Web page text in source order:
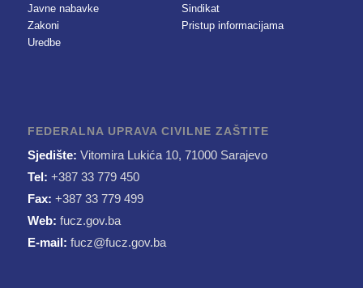
Javne nabavke
Zakoni
Uredbe
Sindikat
Pristup informacijama
FEDERALNA UPRAVA CIVILNE ZAŠTITE
Sjedište: Vitomira Lukića 10, 71000 Sarajevo
Tel: +387 33 779 450
Fax: +387 33 779 499
Web: fucz.gov.ba
E-mail: fucz@fucz.gov.ba